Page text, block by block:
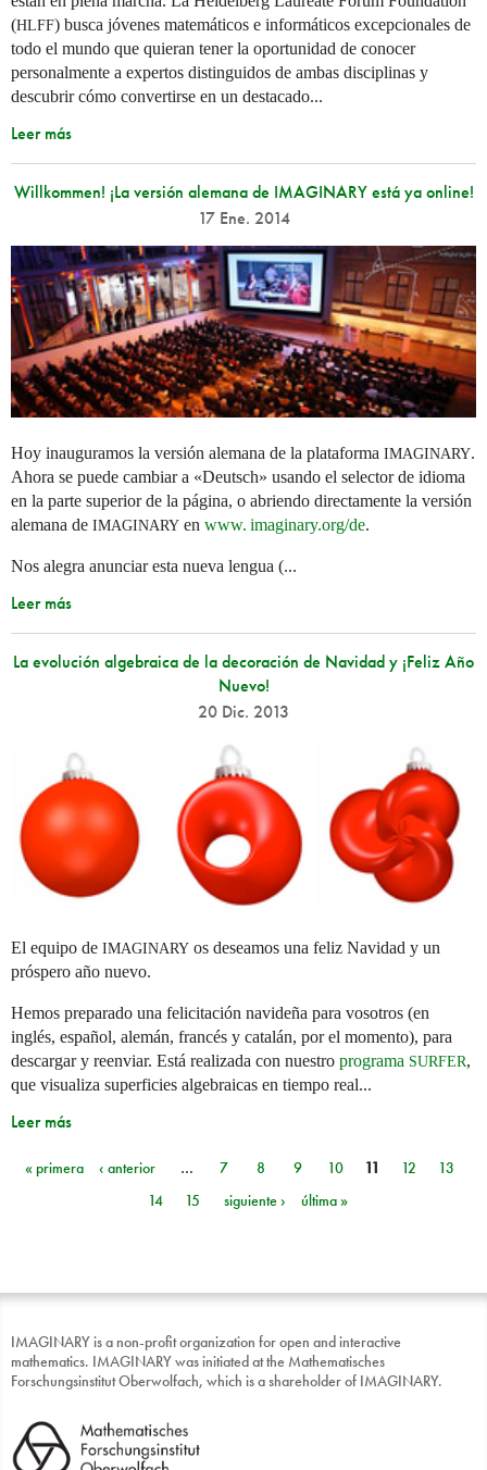
(HLFF) busca jóvenes matemáticos e informáticos excepcionales de
todo el mundo que quieran tener la oportunidad de conocer
personalmente a expertos distinguidos de ambas disciplinas y
descubrir cómo convertirse en un destacado...
Leer más
Willkommen! ¡La versión alemana de IMAGINARY está ya online!
17 Ene. 2014
Hoy inauguramos la versión alemana de la plataforma IMAGINARY.
Ahora se puede cambiar a «Deutsch» usando el selector de idioma
en la parte superior de la página, o abriendo directamente la versión
alemana de IMAGINARY en www. imaginary.org/de.
Nos alegra anunciar esta nueva lengua (...
Leer más
La evolución algebraica de la decoración de Navidad y ¡Feliz Año
Nuevo!
20 Dic. 2013
El equipo de IMAGINARY os deseamos una feliz Navidad y un
próspero año nuevo.
Hemos preparado una felicitación navideña para vosotros (en
inglés, español, alemán, francés y catalán, por el momento), para
descargar y reenviar. Está realizada con nuestro programa SURFER,
que visualiza superficies algebraicas en tiempo real...
Leer más
Páginas
« primera ‹ anterior … 7 8 9 10 11 12
13
14
15 siguiente › última »
IMAGINARY is a non-profit organization for open and interactive
mathematics. IMAGINARY was initiated at the Mathematisches
Forschungsinstitut Oberwolfach, which is a shareholder of IMAGINARY.